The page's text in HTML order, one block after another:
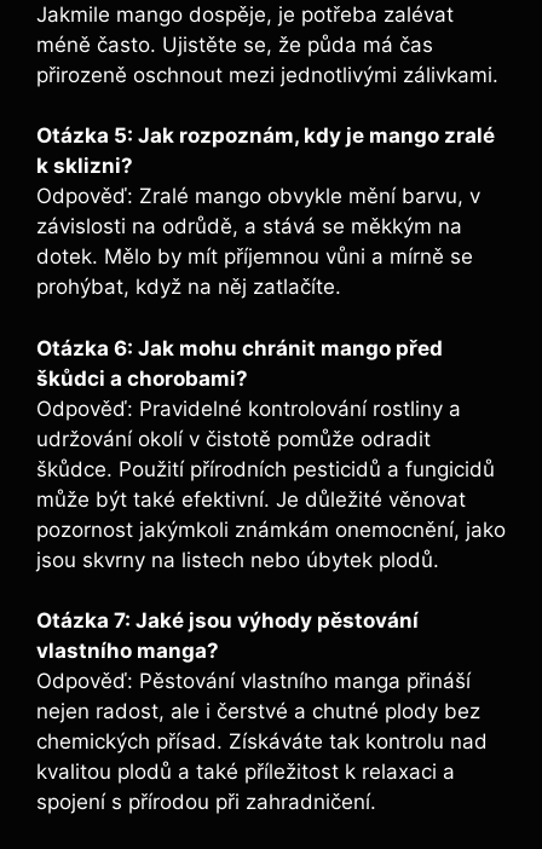
Jakmile mango dospěje, je potřeba zalévat
méně často. Ujistěte se, že půda má čas
přirozeně oschnout mezi jednotlivými zálivkami.
Otázka 5: Jak rozpoznám, kdy je mango zralé
k sklizni?
Odpověď: Zralé mango obvykle mění barvu, v
závislosti na odrůdě, a stává se měkkým na
dotek. Mělo by mít příjemnou vůni a mírně se
prohýbat, když na něj zatlačíte.
Otázka 6: Jak mohu chránit mango před
škůdci a chorobami?
Odpověď: Pravidelné kontrolování rostliny a
udržování okolí v čistotě pomůže odradit
škůdce. Použití přírodních pesticidů a fungicidů
může být také efektivní. Je důležité věnovat
pozornost jakýmkoli známkám onemocnění, jako
jsou skvrny na listech nebo úbytek plodů.
Otázka 7: Jaké jsou výhody pěstování
vlastního manga?
Odpověď: Pěstování vlastního manga přináší
nejen radost, ale i čerstvé a chutné plody bez
chemických přísad. Získáváte tak kontrolu nad
kvalitou plodů a také příležitost k relaxaci a
spojení s přírodou při zahradničení.